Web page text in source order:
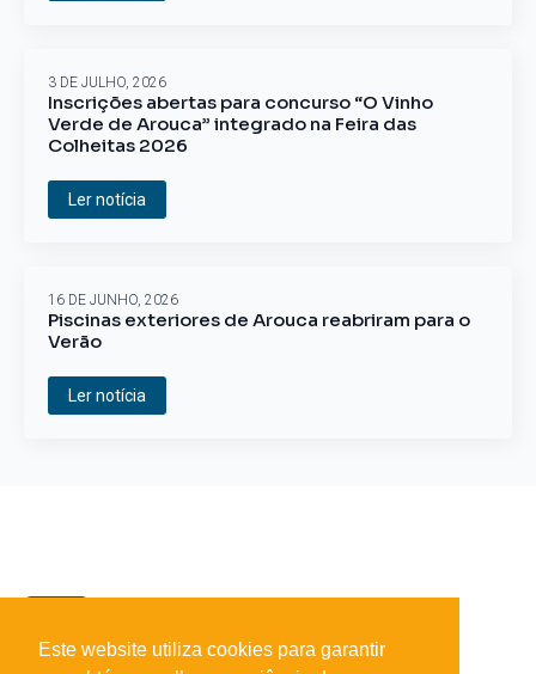
Inscrições abertas para concurso “O Vinho
Verde de Arouca” integrado na Feira das
Colheitas 2026
3 DE JULHO, 2026
Ler notícia
Piscinas exteriores de Arouca reabriram para o
Verão
16 DE JUNHO, 2026
Ler notícia
Este website utiliza cookies para garantir